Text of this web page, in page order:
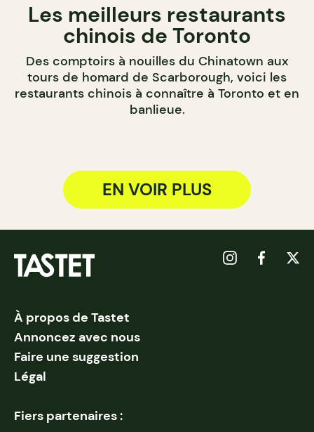
Les meilleurs restaurants
chinois de Toronto
Des comptoirs à nouilles du Chinatown aux
tours de homard de Scarborough, voici les
restaurants chinois à connaître à Toronto et en
banlieue.
EN VOIR PLUS
À propos de Tastet
Annoncez avec nous
Faire une suggestion
Légal
Fiers partenaires :